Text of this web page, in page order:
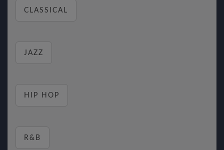
CLASSICAL
JAZZ
HIP HOP
R&B